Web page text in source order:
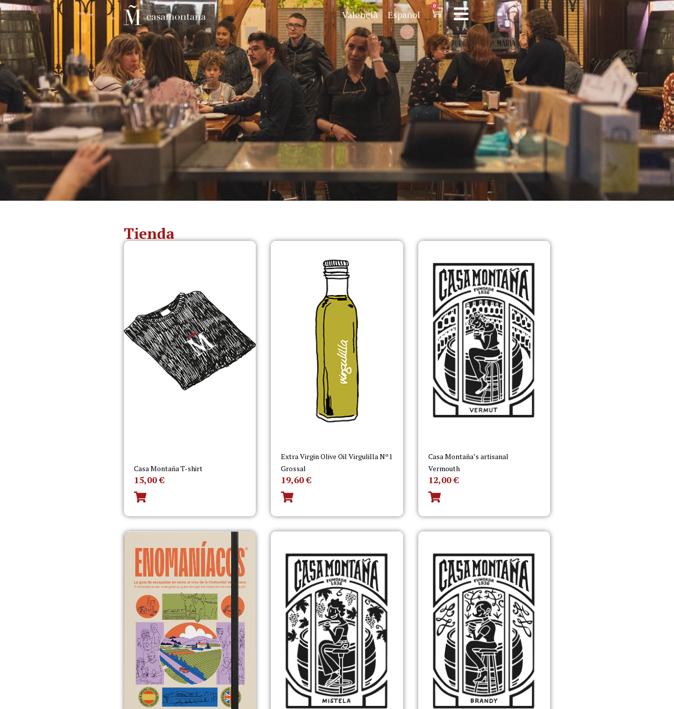
Valencià Español
0
Tienda
Casa Montaña T-shirt
15,00€
Extra Virgin Olive Oil Virgulilla Nº1
Grossal
19,60€
Casa Montaña’s artisanal
Vermouth
12,00€